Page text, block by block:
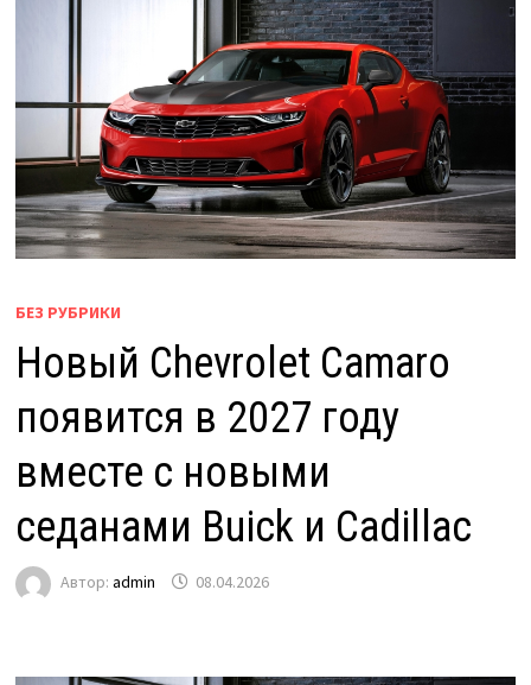
БЕЗ РУБРИКИ
Новый Chevrolet Camaro
появится в 2027 году
вместе с новыми
седанами Buick и Cadillac
Автор: admin 08.04.2026